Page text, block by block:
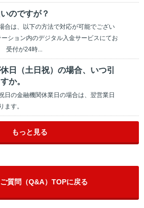
のですが？
合は、以下の方法で対応が可能でござい
ション内のデジタル入金サービスにてお
受付が24時...
日（土日祝）の場合、いつ引
か。
日の金融機関休業日の場合は、翌営業日
ます。
もっと見る
質問（Q&A）TOPに戻る